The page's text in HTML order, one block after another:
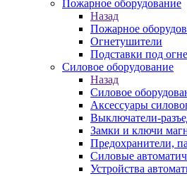
Пожарное оборудование
Назад
Пожарное
Огнетушители
Подставки под
Силовое оборудование
Назад
Силовое
Аксессуары
Выключатели-
Замки и ключи
Предохранители,
Силовые
Устройства